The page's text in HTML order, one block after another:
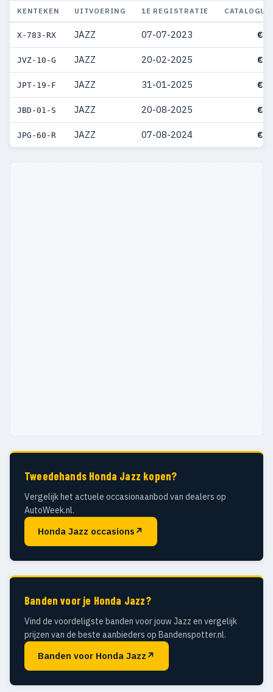
KENTEKEN UITVOERING 1E REGISTRATIE
X-783-RX JAZZ 07-07-2023 €
JVZ-10-G JAZZ 20-02-2025 €
JPT-19-F JAZZ 31-01-2025 €
JBD-01-S JAZZ 20-08-2025 €
JPG-60-R JAZZ 07-08-2024 €
Tweedehands Honda Jazz kopen?
Vergelijk het actuele occasionaanbod van dealers op
AutoWeek.nl.
Honda Jazz occasions ↗
Banden voor je Honda Jazz?
Vind de voordeligste banden voor jouw Jazz en vergelijk
prijzen van de beste aanbieders op Bandenspotter.nl.
Banden voor Honda Jazz ↗